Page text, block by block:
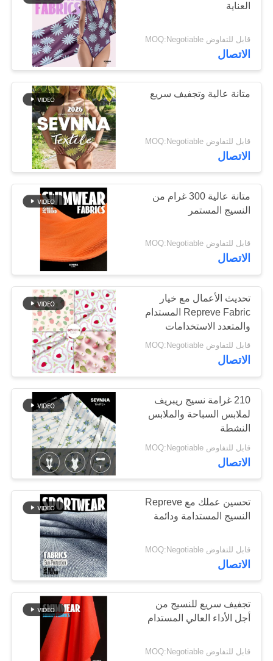
اتصل
أخبار
خريطة
الموقع
PRIVACY
أقمشة ليكرا المعاد
تدويرها
نسيج Repreve
64
الايكولوجية ودية
ملابس السباحة
النسيج
105
نسيج محبوك
170
نسيج ملابس اليوغا
164
العناية
قابل للتفاوض MOQ:Negotiable
الاتصال
متانة عالية وتجفيف سريع
قابل للتفاوض MOQ:Negotiable
الاتصال
متانة عالية 300 غرام من
النسيج المستمر
قابل للتفاوض MOQ:Negotiable
الاتصال
تحديث الأعمال مع خيار
Repreve Fabric المستدام
والمتعدد الاستخدامات
قابل للتفاوض MOQ:Negotiable
الاتصال
210 غرامة نسيج ريبريف
لملابس السباحة والملابس
النشطة
قابل للتفاوض MOQ:Negotiable
الاتصال
تحسين عملك مع Repreve
النسيج المستدامة ودائمة
قابل للتفاوض MOQ:Negotiable
الاتصال
تجفيف سريع للنسيج من
أجل الأداء العالي المستدام
قابل للتفاوض MOQ:Negotiable